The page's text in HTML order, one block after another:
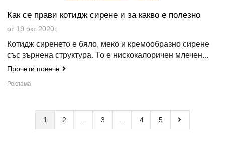
Как се прави котидж сирене и за какво е полезно
от 19 окт 2020г.
Котидж сиренето е бяло, меко и кремообразно сирене
със зърнена структура. То е нискокалоричен млечен...
Прочети повече
1 2 3 4 5